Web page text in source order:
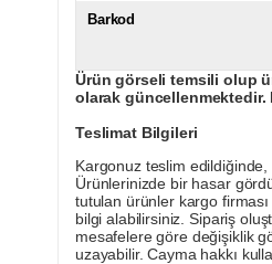
Barkod
Ürün görseli temsili olup
olarak güncellenmektedir.
Teslimat Bilgileri
Kargonuz teslim
Ürünlerinizde bir hasar
tutulan ürünler kargo
bilgi alabilirsiniz. Sipariş
mesafelere göre değişiklik
uzayabilir. Cayma hakkı